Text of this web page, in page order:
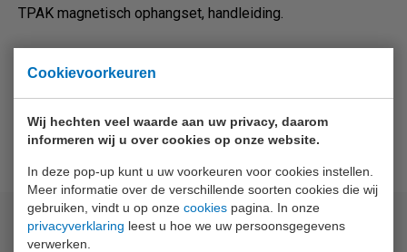
Cookievoorkeuren
Wij hechten veel waarde aan uw privacy, daarom
informeren wij u over cookies op onze website.
In deze pop-up kunt u uw voorkeuren voor cookies instellen.
Meer informatie over de verschillende soorten cookies die wij
gebruiken, vindt u op onze cookies pagina. In onze
privacyverklaring leest u hoe we uw persoonsgegevens
verwerken.
TPAK magnetisch ophangset, handleiding.
Bijpassende artikelen